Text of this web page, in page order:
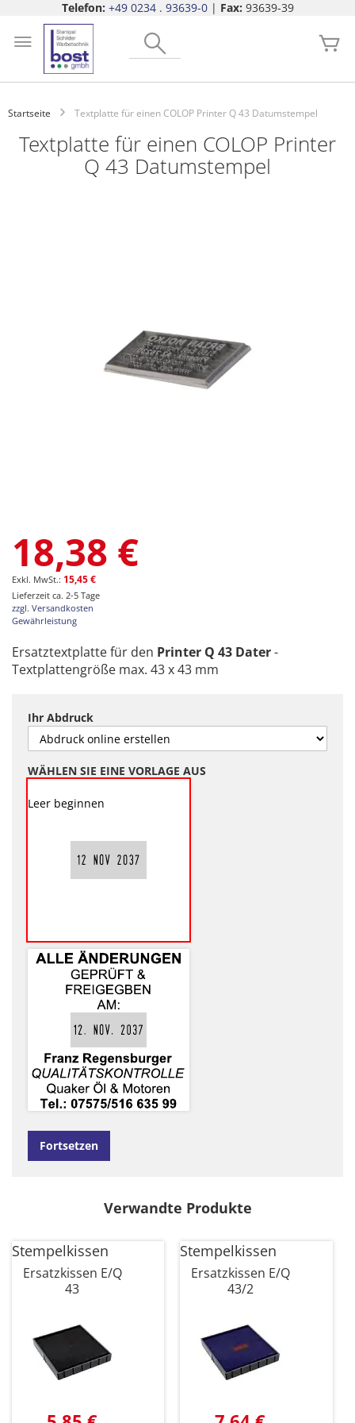
Telefon: +49 0234 . 93639-0| Fax: 93639-39
springen
Startseite Textplatte für einen COLOP Printer Q 43 Datumstempel
Textplatte für einen COLOP Printer
Q 43 Datumstempel
Anfang
der
Bildgalerie
springen
18,38 €
15,45 €
Lieferzeit ca. 2-5 Tage
zzgl. Versandkosten
Gewährleistung
Ersatztextplatte für den Printer Q 43 Dater-
Textplattengröße max. 43 x 43 mm
Ihr Abdruck
WÄHLEN SIE EINE VORLAGE AUS
Leer beginnen
Fortsetzen
Verwandte Produkte
Stempelkissen
Ersatzkissen E/Q
43
Stempelkissen
Ersatzkissen E/Q
43/2